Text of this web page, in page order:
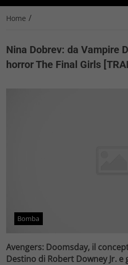
Home /
Nina Dobrev: da Vampire
horror The Final Girls
Bomba
Avengers: Doomsday, il
Destino di Robert Downey Jr. e